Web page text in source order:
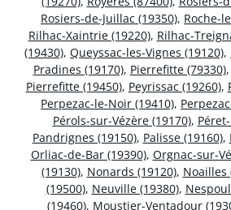
Rosiers-de-Juillac (19350), Roche-
Rilhac-Xaintrie (19220), Rilhac-
(19430), Queyssac-les-Vignes (19120),
Pradines (19170), Pierrefitte (79330),
Pierrefitte (19450), Peyrissac (19260),
Perpezac-le-Noir (19410),
Pérols-sur-Vézère (19170),
Pandrignes (19150), Palisse (19160),
Orliac-de-Bar (19390), Orgnac-sur-
(19130), Nonards (19120), Noailles
(19500), Neuville (19380),
(19460), Moustier-Ventadour